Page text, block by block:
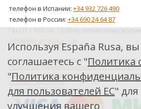
телефон в Испании: +34 932 726 490
телефон в России: +34 690 24 64 87
ПН-ПТ с 9:00 по 19:00 по испанскому
info@espanarusa.com
Соглашение пользователя
Политика cookies
Политика конфиденциальности для
Как Google обрабатывает информацию о
от наших партнеров
Copyright ©2007-2026 Espana Rusa
Используя España Rusa, вы
соглашаетесь с "Политика
"Политика
для пользователей ЕС" для
улучшения вашего